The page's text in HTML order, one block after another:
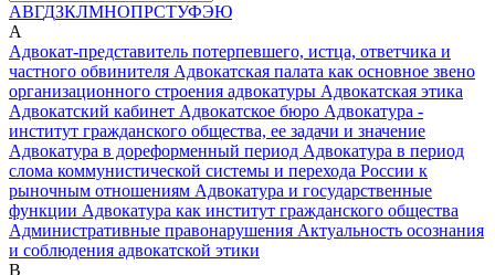
АВГДЗКЛМНОПРСТУФЭЮ
А
Адвокат-представитель потерпевшего, истца, ответчика и
частного обвинителя Адвокатская палата как основное звено
организационного строения адвокатуры Адвокатская этика
Адвокатский кабинет Адвокатское бюро Адвокатура -
институт гражданского общества, ее задачи и значение
Адвокатура в дореформенный период Адвокатура в период
слома коммунистической системы и перехода России к
рыночным отношениям Адвокатура и государственные
функции Адвокатура как институт гражданского общества
Административные правонарушения Актуальность осознания
и соблюдения адвокатской этики
В